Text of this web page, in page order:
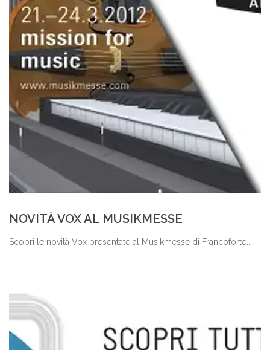
NOVITÀ VOX AL MUSIKMESSE
Scopri le novità Vox presentate al Musikmesse di Francoforte..